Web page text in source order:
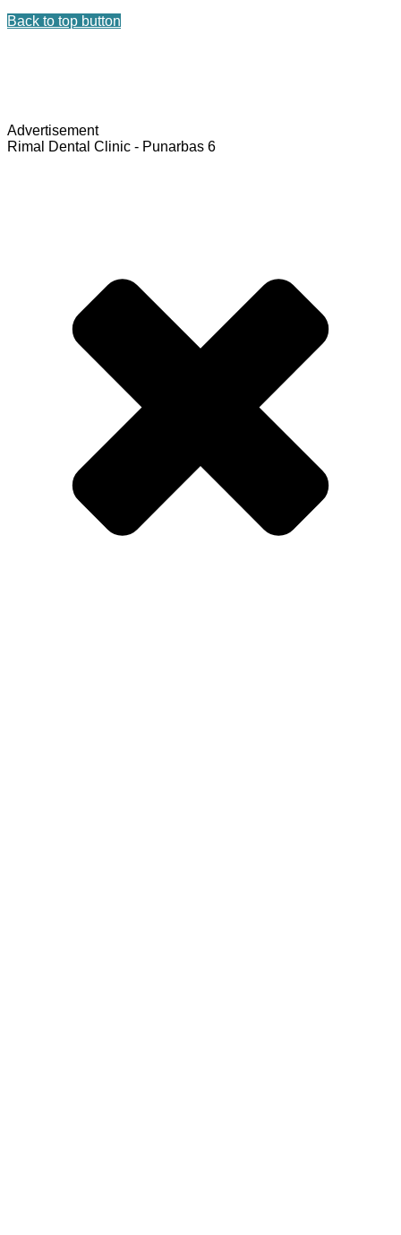
Back to top button
Advertisement
Rimal Dental Clinic - Punarbas 6